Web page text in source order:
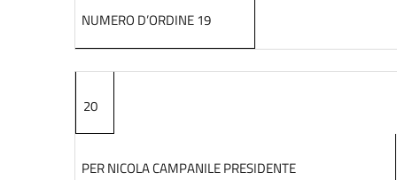
NUMERO D’ORDINE 19
20
PER NICOLA CAMPANILE PRESIDENTE